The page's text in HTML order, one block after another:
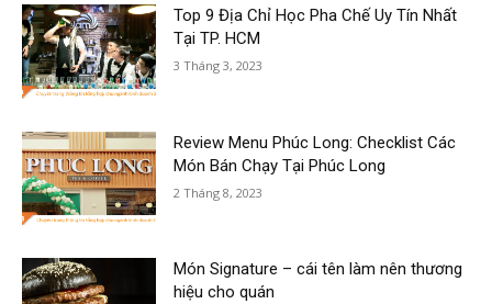
Top 9 Địa Chỉ Học Pha Chế Uy Tín Nhất
Tại TP. HCM
3 Tháng 3, 2023
Review Menu Phúc Long: Checklist Các
Món Bán Chạy Tại Phúc Long
2 Tháng 8, 2023
Món Signature – cái tên làm nên thương
hiệu cho quán